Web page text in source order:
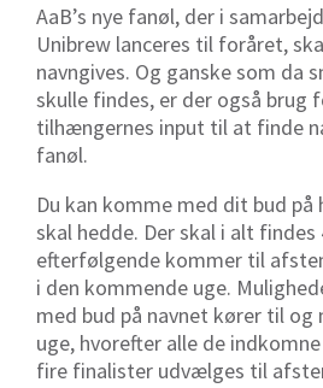
AaB’s nye fanøl, der i
Unibrew lanceres til foråret,
navngives. Og ganske som da
skulle findes, er der også brug
tilhængernes input til at finde
fanøl.
Du kan komme med dit bud på
skal hedde. Der skal i alt findes
efterfølgende kommer til
i den kommende uge.
med bud på navnet kører til
uge, hvorefter alle de
fire finalister udvælges til